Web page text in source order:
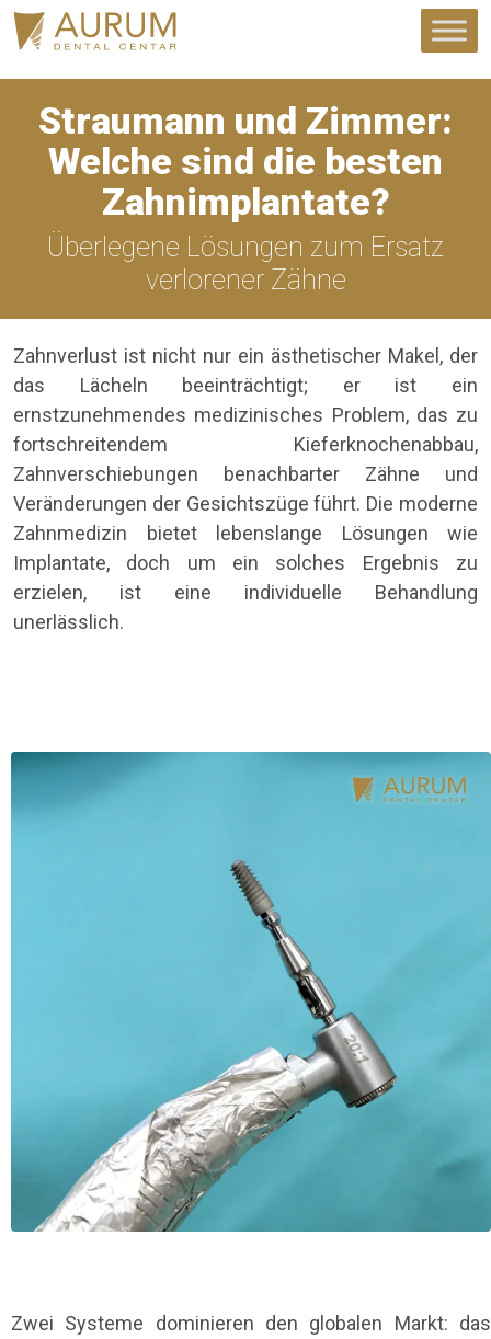
Straumann und Zimmer:
Welche sind die besten
Zahnimplantate?
Überlegene Lösungen zum Ersatz
verlorener Zähne
Zahnverlust ist nicht nur ein ästhetischer Makel, der
das Lächeln beeinträchtigt; er ist ein
ernstzunehmendes medizinisches Problem, das zu
fortschreitendem Kieferknochenabbau,
Zahnverschiebungen benachbarter Zähne und
Veränderungen der Gesichtszüge führt. Die moderne
Zahnmedizin bietet lebenslange Lösungen wie
Implantate, doch um ein solches Ergebnis zu
erzielen, ist eine individuelle Behandlung
unerlässlich.
Zwei Systeme dominieren den globalen Markt: das